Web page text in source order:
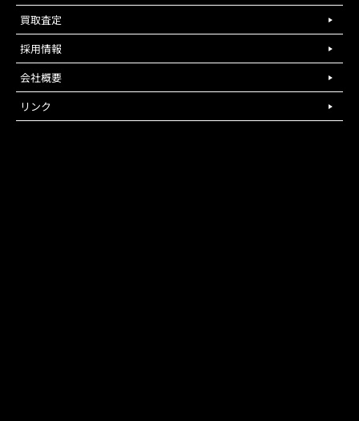
買取査定
採用情報
会社概要
リンク